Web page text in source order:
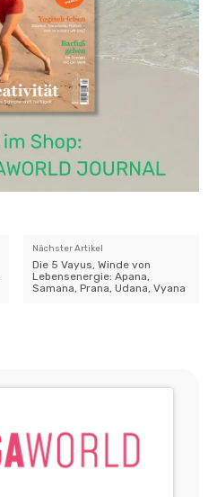
Nächster Artikel
Die 5 Vayus, Winde von
Lebensenergie: Apana,
Samana, Prana, Udana, Vyana